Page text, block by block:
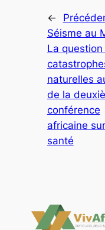
←
Séisme au
La question
naturelles
de la
conférence
africaine
santé